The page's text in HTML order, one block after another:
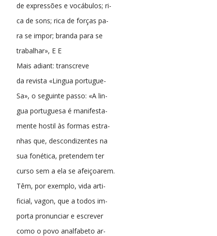
de expressões e vocábulos; ri-
ca de sons; rica de forças pa-
ra se impor; branda para se
trabalhar», E E
Mais adiant: transcreve
da revista «Lingua portugue-
Sa», o seguinte passo: «A lin-
gua portuguesa é manifesta-
mente hostil às formas estra-
nhas que, descondizentes na
sua fonética, pretendem ter
curso sem a ela se afeiçoarem.
Têm, por exemplo, vida arti-
ficial, vagon, que a todos im-
porta pronunciar e escrever
como o povo analfabeto ar-